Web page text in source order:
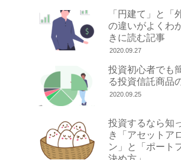
「円建て」と「
の違いがよくわ
きに読む記事
2020.09.27
投資初心者でも
る投資信託商品
2020.09.25
投資するなら知
き「アセットア
ン」と「ポート